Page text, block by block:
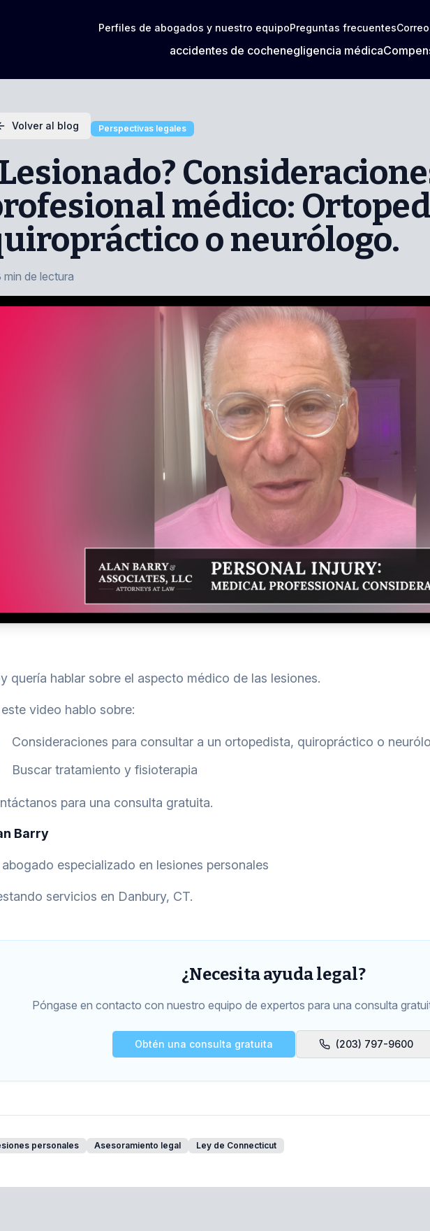
Perfiles de abogados y nuestro equipoPreguntas frecuentes
accidentes de cochenegligencia médica
Volver al blog Perspectivas legales
médico:
o neurólogo.
min de lectura
quería hablar sobre el aspecto médico de las lesiones.
este video hablo sobre:
Consideraciones para consultar a un ortopedista, quiropráctico o
Buscar tratamiento y fisioterapia
para una consulta gratuita.
Barry
abogado especializado en lesiones personales
servicios en Danbury, CT.
¿Necesita ayuda legal?
Póngase en contacto con nuestro equipo de expertos para una consulta
Obtén una consulta gratuita (203) 797-9600
personales Asesoramiento legal Ley de Connecticut